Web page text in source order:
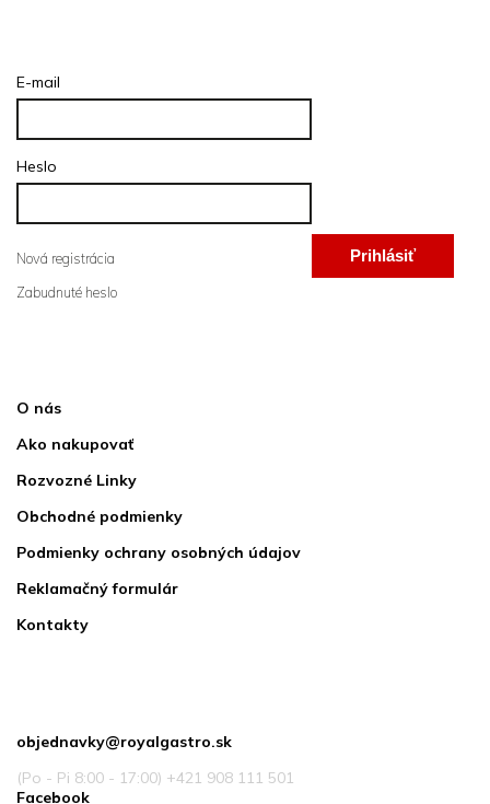
E-mail
Heslo
Prihlásiť
Nová registrácia
Zabudnuté heslo
O nás
Ako nakupovať
Rozvozné Linky
Obchodné podmienky
Podmienky ochrany osobných údajov
Reklamačný formulár
Kontakty
objednavky@royalgastro.sk
(Po - Pi 8:00 - 17:00) +421 908 111 501
Facebook